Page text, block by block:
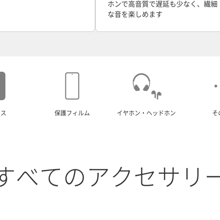
ホンで高音質で遅延も少なく、繊細
な音を楽しめます
保護フィルム イヤホン・ヘッドホン そ
べてのアクセサリ